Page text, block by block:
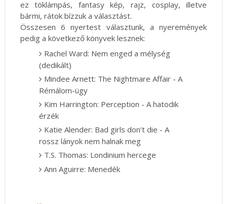
ez töklámpás, fantasy kép, rajz, cosplay, illetve
bármi, rátok bízzuk a választást.
Összesen 6 nyertest választunk, a nyeremények
pedig a következő könyvek lesznek:
Rachel Ward: Nem enged a mélység
(dedikált)
Mindee Arnett: The Nightmare Affair - A
Rémálom-ügy
Kim Harrington: Perception - A hatodik
érzék
Katie Alender: Bad girls don’t die - A
rossz lányok nem halnak meg
T.S. Thomas: Londinium hercege
Ann Aguirre: Menedék